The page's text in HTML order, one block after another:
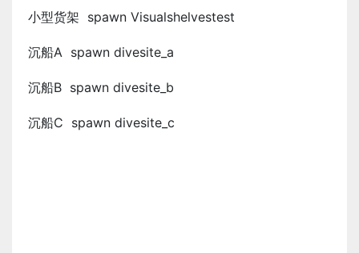
小型货架 spawn Visualshelvestest
沉船A spawn divesite_a
沉船B spawn divesite_b
沉船C spawn divesite_c